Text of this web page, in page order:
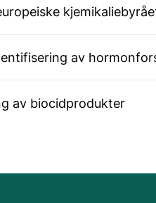
av
av biocidprodukter